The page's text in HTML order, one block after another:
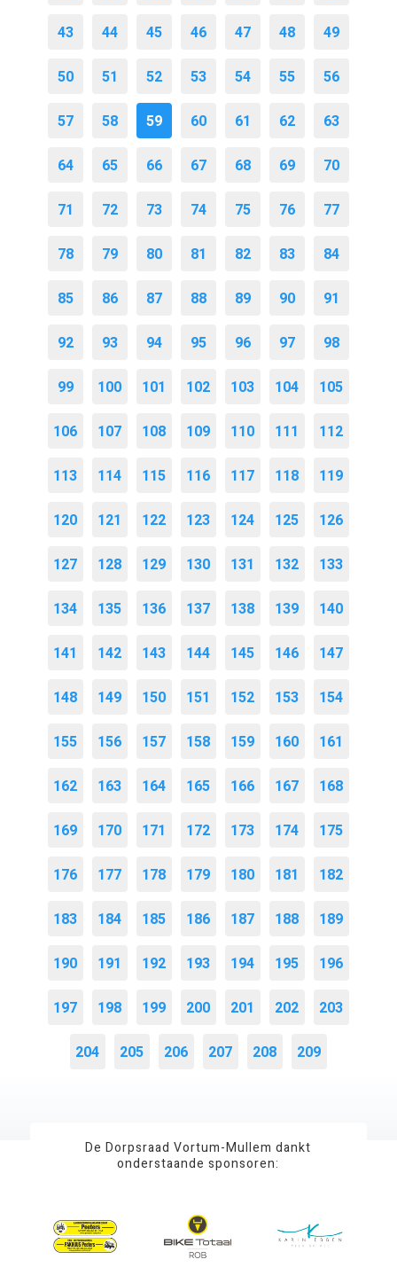
43 44 45 46 47 48 49
50 51 52 53 54 55 56
57 58 59 60 61 62 63
64 65 66 67 68 69 70
71 72 73 74 75 76 77
78 79 80 81 82 83 84
85 86 87 88 89 90 91
92 93 94 95 96 97 98
99 100 101 102 103 104 105
106 107 108 109 110 111 112
113 114 115 116 117 118 119
120 121 122 123 124 125 126
127 128 129 130 131 132 133
134 135 136 137 138 139 140
141 142 143 144 145 146 147
148 149 150 151 152 153 154
155 156 157 158 159 160 161
162 163 164 165 166 167 168
169 170 171 172 173 174 175
176 177 178 179 180 181 182
183 184 185 186 187 188 189
190 191 192 193 194 195 196
197 198 199 200 201 202 203
204 205 206 207 208 209
De Dorpsraad Vortum-Mullem dankt
onderstaande sponsoren: